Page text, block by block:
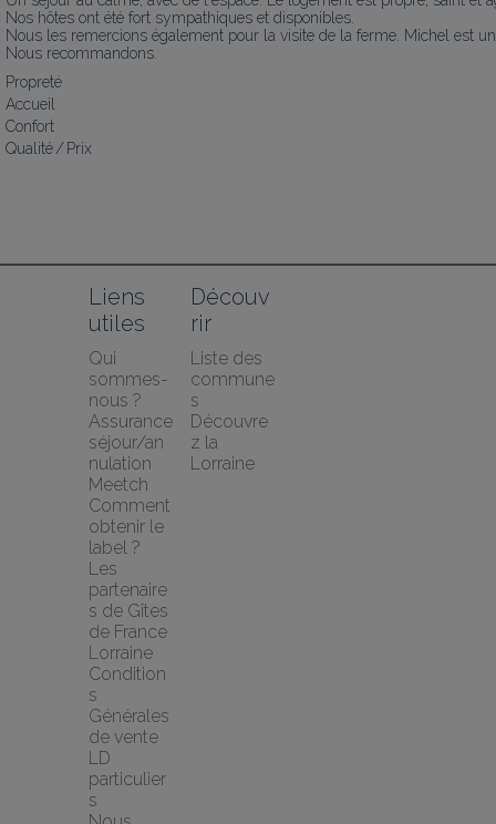
Nos hôtes ont été fort sympathiques et disponibles.
Nous les remercions également pour la visite de la ferme. Michel est
Nous recommandons.
Propreté
Accueil
Confort
Qualité / Prix
Liens
utiles
Qui
sommes-
nous ?
Assurance
séjour/an
nulation
Meetch
Comment
obtenir le
label ?
Les
partenaire
s de Gîtes
de France
Lorraine
Condition
s
Générales
de vente
LD
particulier
s
Découv
rir
Liste des
commune
s
Découvre
z la
Lorraine